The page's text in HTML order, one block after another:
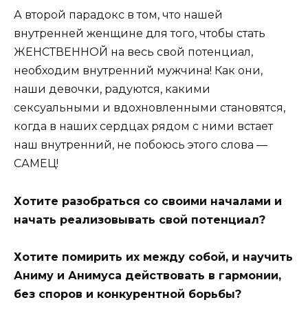
А второй парадокс в том, что нашей
внутренней женщине для того, чтобы стать
ЖЕНСТВЕННОЙ на весь свой потенциал,
необходим внутренний мужчина! Как они,
наши девочки, радуются, какими
сексуальными и вдохновленными становятся,
когда в наших сердцах рядом с ними встает
наш внутренний, не побоюсь этого слова —
САМЕЦ!
Хотите разобраться со своими началами и
начать реализовывать свой потенциал?
Хотите помирить их между собой, и научить
Аниму и Анимуса действовать в гармонии,
без споров и конкурентной борьбы?